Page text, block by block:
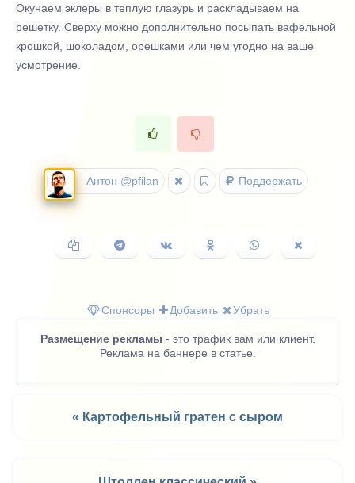
Окунаем эклеры в теплую глазурь и раскладываем на
решетку. Сверху можно дополнительно посыпать вафельной
крошкой, шоколадом, орешками или чем угодно на ваше
усмотрение.
Антон @pfilan Поддержать
Копировать
ссылку
Поделиться
в
Поделиться
ВКонтакте
Поделиться
в
Поделиться
в
в
Спонсоры
Добавить Убрать
Размещение рекламы - это трафик вам или клиент.
Реклама на баннере в статье.
« Картофельный гратен с сыром